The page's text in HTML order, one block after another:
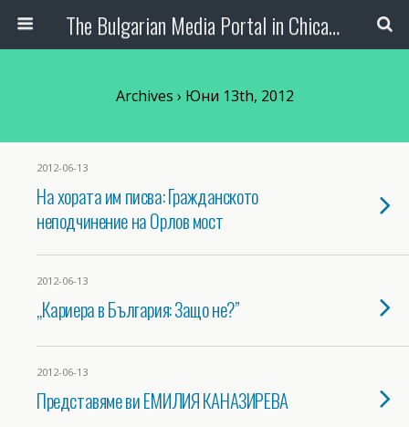
The Bulgarian Media Portal in Chicago
Archives › Юни 13th, 2012
2012-06-13
На хората им писва: Гражданското
неподчинение на Орлов мост
2012-06-13
„Кариера в България: Защо не?”
2012-06-13
Представяме ви ЕМИЛИЯ КАНАЗИРЕВА